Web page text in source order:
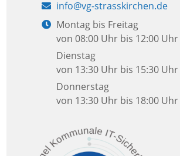
E-
Mail:
info@vg-strasskirchen.de
Öffnungszeiten:
Montag bis Freitag
von 08:00 Uhr bis 12:00 Uhr
Dienstag
von 13:30 Uhr bis 15:30 Uhr
Donnerstag
von 13:30 Uhr bis 18:00 Uhr